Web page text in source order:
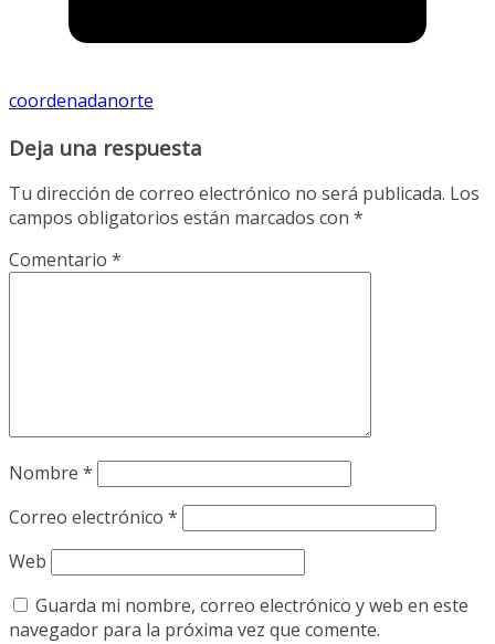
coordenadanorte
Deja una respuesta
Tu dirección de correo electrónico no será publicada. Los
campos obligatorios están marcados con *
Comentario *
Nombre *
Correo electrónico *
Web
Guarda mi nombre, correo electrónico y web en este
navegador para la próxima vez que comente.